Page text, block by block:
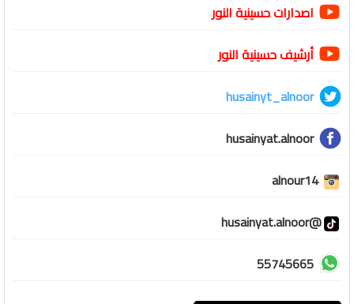
اصدارات حسينية النور
أرشيف حسينية النور
husainyt_alnoor
husainyat.alnoor
alnour14
@husainyat.alnoor
55745665